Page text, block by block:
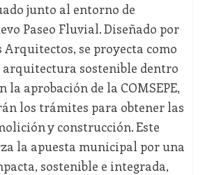
junto al entorno de
Paseo Fluvial. Diseñado por
se proyecta como
sostenible dentro
la aprobación de la COMSEPE,
los trámites para obtener las
y construcción. Este
la apuesta municipal por una
sostenible e integrada,